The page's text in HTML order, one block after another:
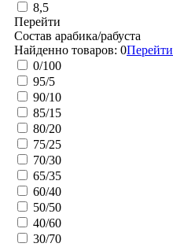
8,5
Перейти
Состав арабика/рабуста
Найденно товаров: 0Перейти
0/100
95/5
90/10
85/15
80/20
75/25
70/30
65/35
60/40
50/50
40/60
30/70